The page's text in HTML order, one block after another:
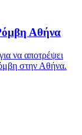
Αθήνα
να αποτρέψει
στην Αθήνα.